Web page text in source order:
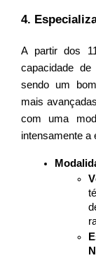
4.
A partir dos
capacidade
sendo um
mais
com uma
intensamente a